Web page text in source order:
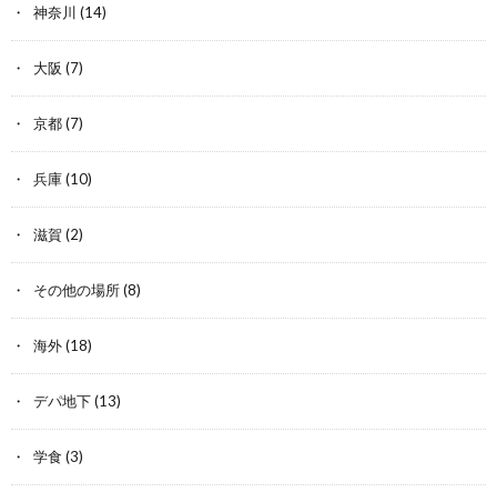
神奈川 (14)
大阪 (7)
京都(7)
兵庫(10)
滋賀 (2)
その他の場所(8)
海外(18)
デパ地下(13)
学食 (3)